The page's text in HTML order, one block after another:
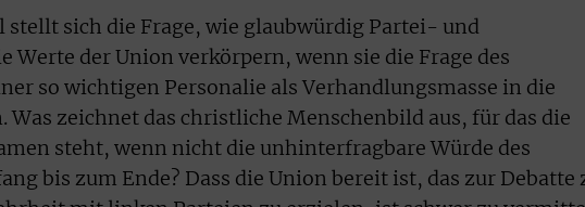
stellt sich die Frage, wie glaubwürdig Partei- und
Werte der Union verkörpern, wenn sie die Frage des
so wichtigen Personalie als Verhandlungsmasse in die
Was zeichnet das christliche Menschenbild aus, für das die
steht, wenn nicht die unhinterfragbare Würde des
bis zum Ende? Dass die Union bereit ist, das zur Debatte